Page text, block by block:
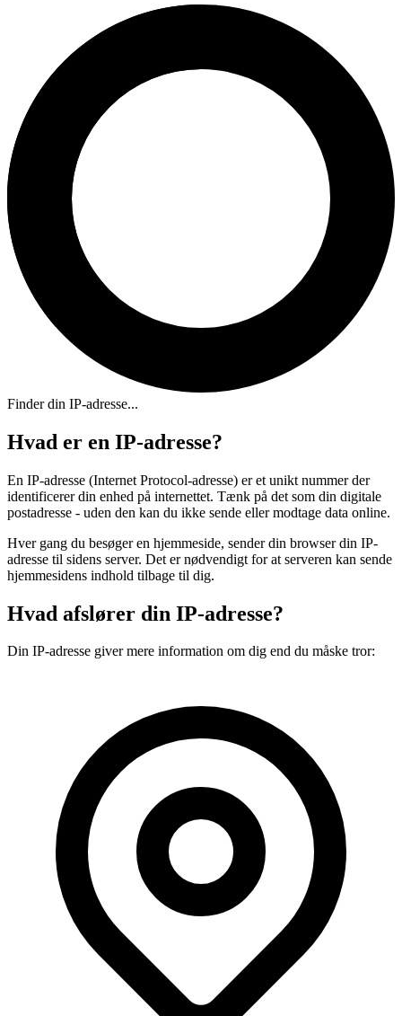
Finder din IP-adresse...
Hvad er en IP-adresse?
En IP-adresse (Internet Protocol-adresse) er et unikt nummer der
identificerer din enhed på internettet. Tænk på det som din digitale
postadresse - uden den kan du ikke sende eller modtage data online.
Hver gang du besøger en hjemmeside, sender din browser din IP-
adresse til sidens server. Det er nødvendigt for at serveren kan sende
hjemmesidens indhold tilbage til dig.
Hvad afslører din IP-adresse?
Din IP-adresse giver mere information om dig end du måske tror: